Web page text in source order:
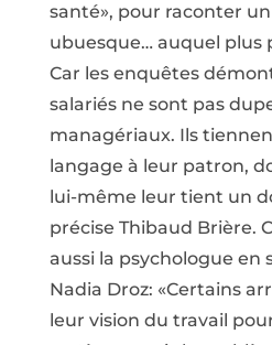
santé», pour raconter
ubuesque… auquel plus
Car les enquêtes
salariés ne sont pas
managériaux. Ils
langage à leur patron,
lui-même leur tient un
précise Thibaud Brière.
aussi la psychologue en
Nadia Droz: «Certains
leur vision du travail